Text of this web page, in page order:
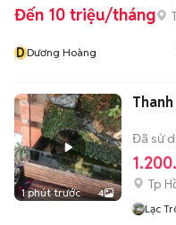
Đến 10 triệu/tháng
DDương Hoàng
1 phút trước 4
Đã sử
Tp
Lạc